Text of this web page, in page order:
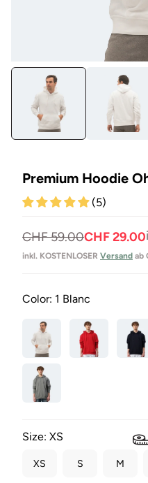
Medien
öffnen
Premium Hoodie
(5)
CHF 59.00CHF 29.00
inkl. KOSTENLOSER Versand ab
Color: 1 Blanc
Size: XS
XS S M